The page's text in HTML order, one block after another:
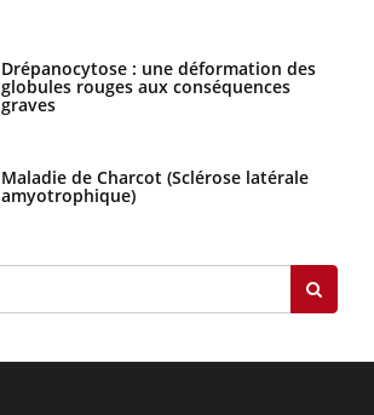
Drépanocytose : une déformation des
globules rouges aux conséquences
graves
Maladie de Charcot (Sclérose latérale
amyotrophique)